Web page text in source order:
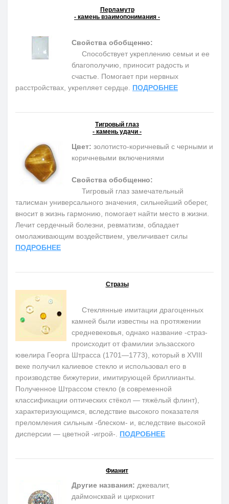
Перламутр
- камень взаимопонимания -
Свойства обобщенно:
Способствует укреплению семьи и ее
благополучию, приносит радость и
счастье. Помогает при нервных
расстройствах, укрепляет сердце. ПОДРОБНЕЕ
Тигровый глаз
- камень удачи -
Цвет: золотисто-коричневый с черными и
коричневыми включениями
Свойства обобщенно:
Тигровый глаз замечательный
талисман универсального значения, сильнейший оберег,
вносит в жизнь гармонию, помогает найти место в жизни.
Лечит сердечный болезни, ревматизм, обладает
омолаживающим воздействием, увеличивает силы
ПОДРОБНЕЕ
Стразы
Стеклянные имитации драгоценных
камней были известны на протяжении
средневековья, однако название -страз-
происходит от фамилии эльзасского
ювелира Георга Штрасса (1701—1773), который в XVIII
веке получил калиевое стекло и использовал его в
производстве бижутерии, имитирующей бриллианты.
Полученное Штрассом стекло (в современной
классификации оптических стёкол — тяжёлый флинт),
характеризующимся, вследствие высокого показателя
преломления сильным -блеском- и, вследствие высокой
дисперсии — цветной -игрой-. ПОДРОБНЕЕ
Фианит
Другие названия: джевалит,
даймонсквай и цирконит